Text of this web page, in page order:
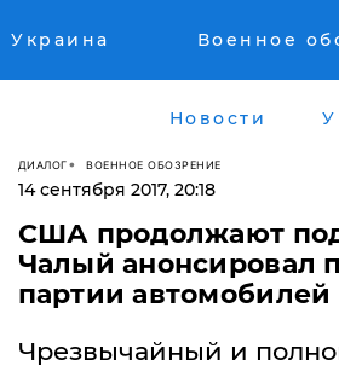
Украина Военное
Новости
ДИАЛОГ ВОЕННОЕ ОБОЗРЕНИЕ
14 сентября 2017, 20:18
США продолжают
Чалый анонсировал
партии
Чрезвычайный и